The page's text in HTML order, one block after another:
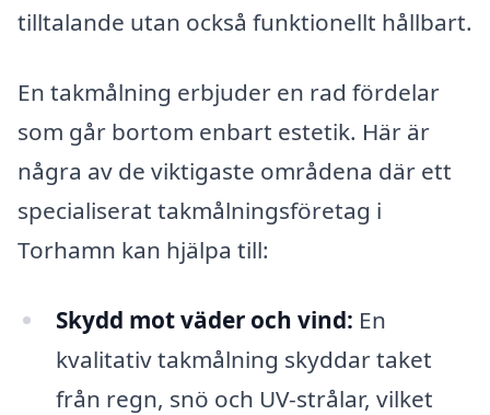
tilltalande utan också funktionellt hållbart.
En takmålning erbjuder en rad fördelar
som går bortom enbart estetik. Här är
några av de viktigaste områdena där ett
specialiserat takmålningsföretag i
Torhamn kan hjälpa till:
Skydd mot väder och vind: En
kvalitativ takmålning skyddar taket
från regn, snö och UV-strålar, vilket